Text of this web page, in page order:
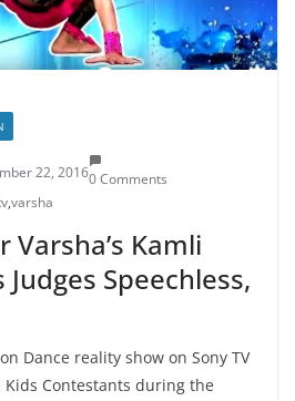
22, 20160 Comments
,varsha
Varsha’s Kamli
Speechless,
Dance reality show on Sony TV
Contestants during the